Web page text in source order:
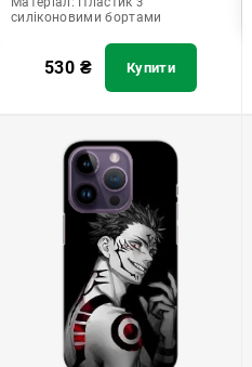
силіконовими бортами
530 ₴ Купити